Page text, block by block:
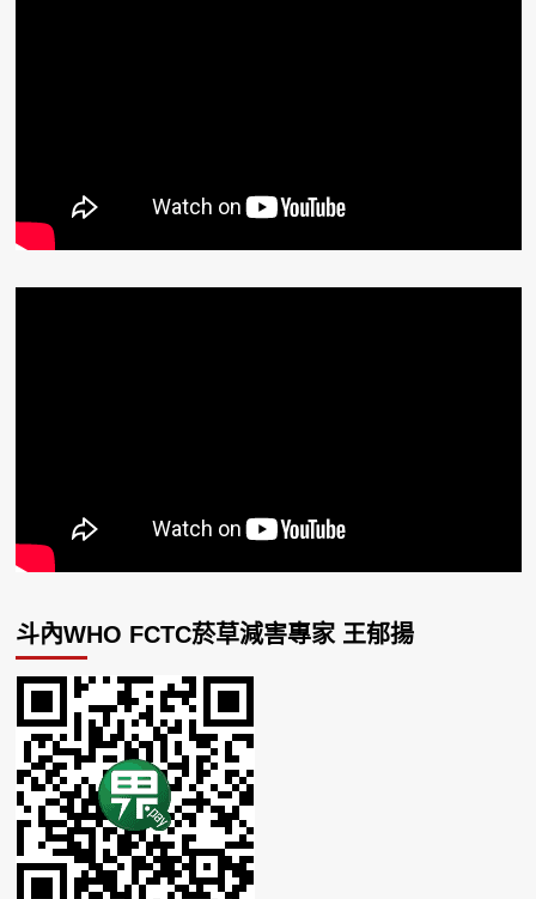
斗內WHO FCTC菸草減害專家 王郁揚